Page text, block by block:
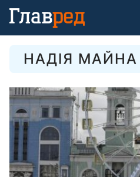
НАДІЯ МАЙНА